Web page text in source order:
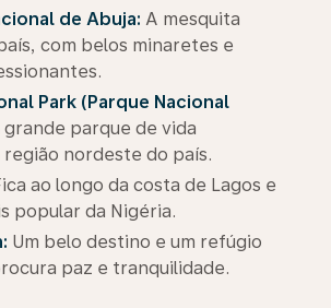
de Abuja: A mesquita
com belos minaretes e
Park (Parque Nacional
grande parque de vida
região nordeste do país.
ao longo da costa de Lagos e
popular da Nigéria.
Um belo destino e um refúgio
paz e tranquilidade.